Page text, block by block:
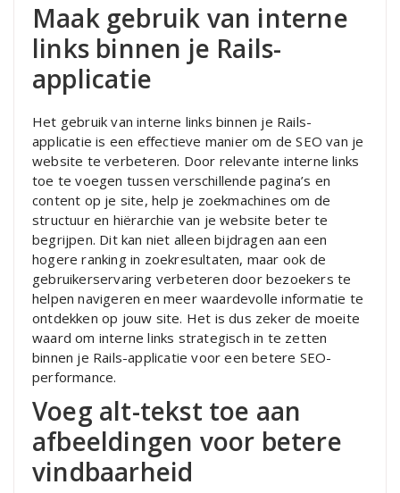
Maak gebruik van interne
links binnen je Rails-
applicatie
Het gebruik van interne links binnen je Rails-
applicatie is een effectieve manier om de SEO van je
website te verbeteren. Door relevante interne links
toe te voegen tussen verschillende pagina’s en
content op je site, help je zoekmachines om de
structuur en hiërarchie van je website beter te
begrijpen. Dit kan niet alleen bijdragen aan een
hogere ranking in zoekresultaten, maar ook de
gebruikerservaring verbeteren door bezoekers te
helpen navigeren en meer waardevolle informatie te
ontdekken op jouw site. Het is dus zeker de moeite
waard om interne links strategisch in te zetten
binnen je Rails-applicatie voor een betere SEO-
performance.
Voeg alt-tekst toe aan
afbeeldingen voor betere
vindbaarheid